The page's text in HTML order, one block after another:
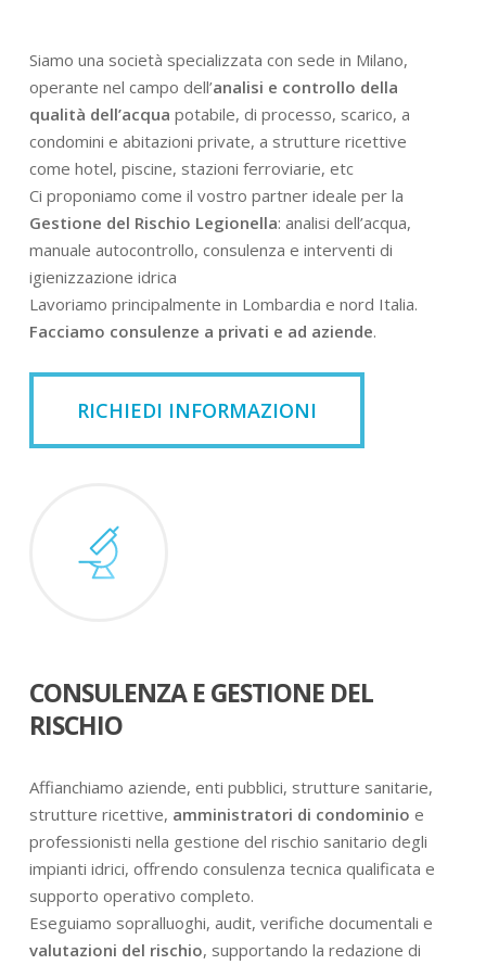
Siamo una società specializzata con sede in Milano,
operante nel campo dell’analisi e controllo della
qualità dell’acqua potabile, di processo, scarico, a
condomini e abitazioni private, a strutture ricettive
come hotel, piscine, stazioni ferroviarie, etc
Ci proponiamo come il vostro partner ideale per la
Gestione del Rischio Legionella: analisi dell’acqua,
manuale autocontrollo, consulenza e interventi di
igienizzazione idrica
Lavoriamo principalmente in Lombardia e nord Italia.
Facciamo consulenze a privati e ad aziende.
RICHIEDI INFORMAZIONI
CONSULENZA E GESTIONE DEL
RISCHIO
Affianchiamo aziende, enti pubblici, strutture sanitarie,
strutture ricettive, amministratori di condominio e
professionisti nella gestione del rischio sanitario degli
impianti idrici, offrendo consulenza tecnica qualificata e
supporto operativo completo.
Eseguiamo sopralluoghi, audit, verifiche documentali e
valutazioni del rischio, supportando la redazione di